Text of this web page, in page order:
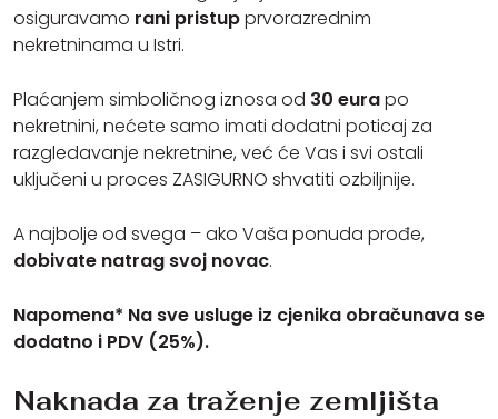
osiguravamo rani pristupprvorazrednim
nekretninama u Istri.
Plaćanjem simboličnog iznosa od 30 eurapo
nekretnini, nećete samo imati dodatni poticaj za
razgledavanje nekretnine, već će Vas i svi ostali
uključeni u proces ZASIGURNO shvatiti ozbiljnije.
A najbolje od svega – ako Vaša ponuda prođe,
dobivate natrag svoj novac.
Napomena* Na sve usluge iz cjenika obračunava se
dodatno i PDV (25%).
Naknada za traženje zemljišta